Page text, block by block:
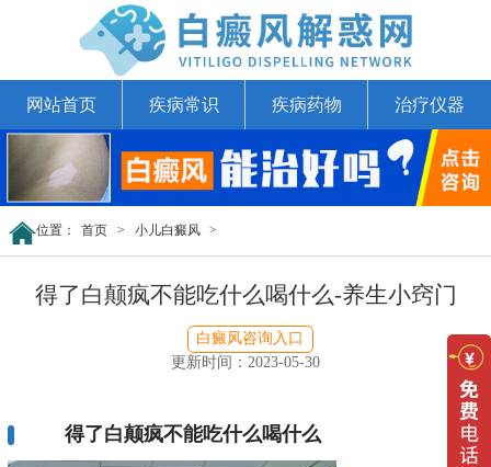
网站首页 疾病常识 疾病药物 治疗仪器
位置： 首页 > 小儿白癜风 >
得了白颠疯不能吃什么喝什么-养生小窍门
白癜风咨询入口
更新时间：2023-05-30
得了白颠疯不能吃什么喝什么